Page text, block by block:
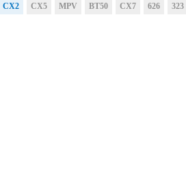
323
626
CX7
BT50
MPV
CX5
CX2